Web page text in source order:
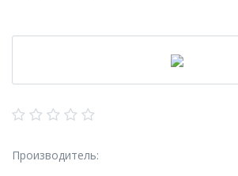
Производитель: